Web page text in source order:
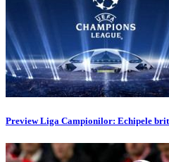
Preview Liga Campionilor: Echipele